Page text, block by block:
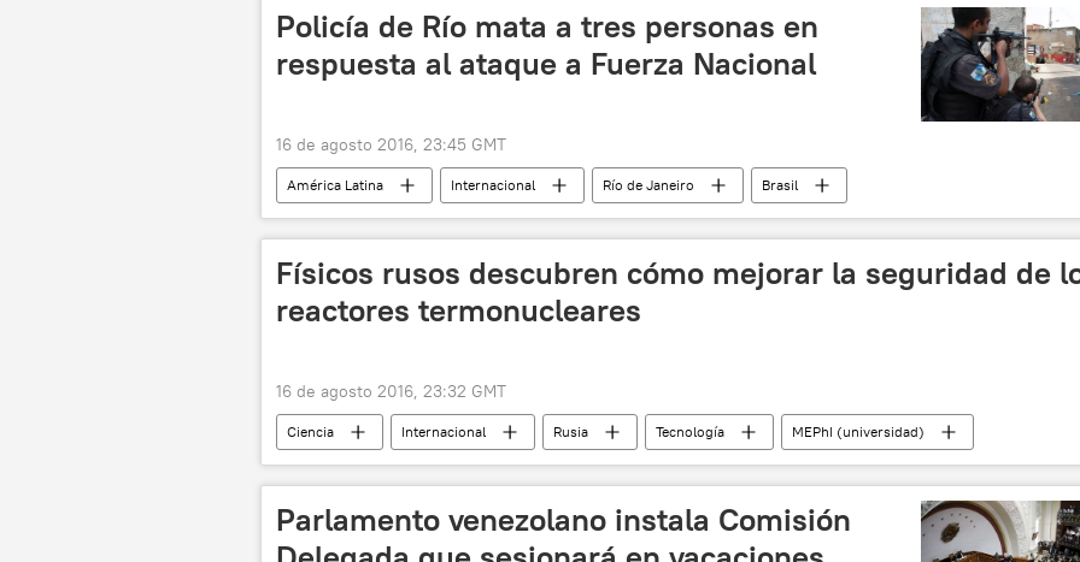
Policía de Río mata a tres personas en
respuesta al ataque a Fuerza Nacional
16 de agosto 2016, 23:45 GMT
América Latina Internacional Río de Janeiro
Brasil
Policía Militar de Brasil
noticias
Físicos rusos descubren cómo mejorar la seguridad de
reactores termonucleares
16 de agosto 2016, 23:32 GMT
Ciencia Internacional Rusia Tecnología
MEPhI (universidad)
energía nuclear
noticias
Parlamento venezolano instala Comisión